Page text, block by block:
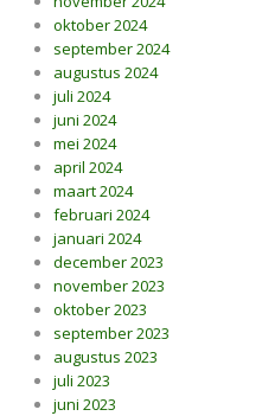
oktober 2024
september 2024
augustus 2024
juli 2024
juni 2024
mei 2024
april 2024
maart 2024
februari 2024
januari 2024
december 2023
november 2023
oktober 2023
september 2023
augustus 2023
juli 2023
juni 2023